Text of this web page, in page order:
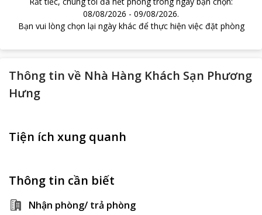
08/08/2026 - 09/08/2026.
Bạn vui lòng chọn lại ngày khác để thực hiện việc đặt phòng
Thông tin về Nhà Hàng Khách Sạn Phương
Hưng
Tiện ích xung quanh
Thông tin cần biết
Nhận phòng/ trả phòng